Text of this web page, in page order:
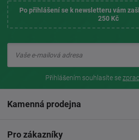
Po přihlášení se k newsletteru vám
250 Kč
Přihlášením souhlasíte se
Kamenná prodejna
Pro zákazníky